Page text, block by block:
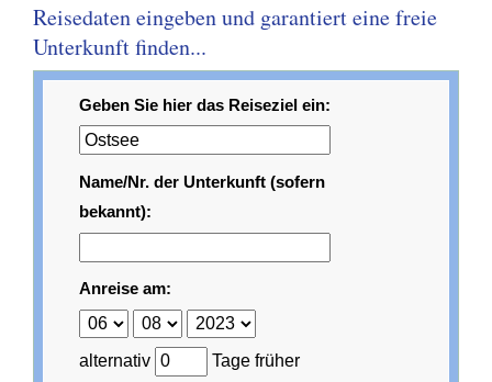
Reisedaten eingeben und garantiert eine freie
Unterkunft finden...
Geben Sie hier das Reiseziel ein:
Name/Nr. der Unterkunft (sofern
bekannt):
Anreise am:
alternativ Tage früher